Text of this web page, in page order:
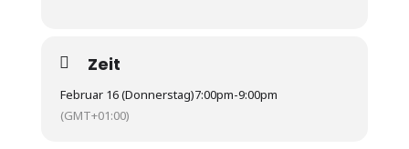
Zeit
Februar 16 (Donnerstag)7:00pm-9:00pm
(GMT+01:00)